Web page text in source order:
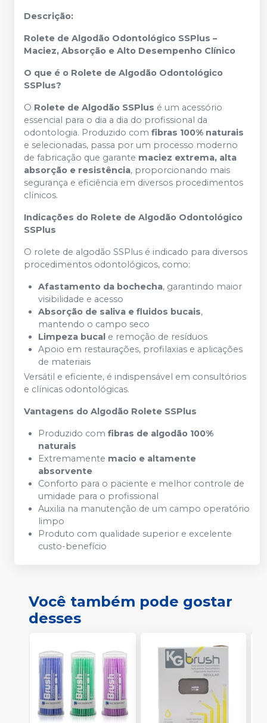
Descrição:
Rolete de Algodão Odontológico SSPlus –
Maciez, Absorção e Alto Desempenho Clínico
O que é o Rolete de Algodão Odontológico
SSPlus?
O Rolete de Algodão SSPlus é um acessório
essencial para o dia a dia do profissional da
odontologia. Produzido com fibras 100% naturais
e selecionadas, passa por um processo moderno
de fabricação que garante maciez extrema, alta
absorção e resistência, proporcionando mais
segurança e eficiência em diversos procedimentos
clínicos.
Indicações do Rolete de Algodão Odontológico
SSPlus
O rolete de algodão SSPlus é indicado para diversos
procedimentos odontológicos, como:
Afastamento da bochecha, garantindo maior
visibilidade e acesso
Absorção de saliva e fluidos bucais,
mantendo o campo seco
Limpeza bucal e remoção de resíduos
Apoio em restaurações, profilaxias e aplicações
de materiais
Versátil e eficiente, é indispensável em consultórios
e clínicas odontológicas.
Vantagens do Algodão Rolete SSPlus
Produzido com fibras de algodão 100%
naturais
Extremamente macio e altamente
absorvente
Conforto para o paciente e melhor controle de
umidade para o profissional
Auxilia na manutenção de um campo operatório
limpo
Produto com qualidade superior e excelente
custo-benefício
Você também pode gostar
desses